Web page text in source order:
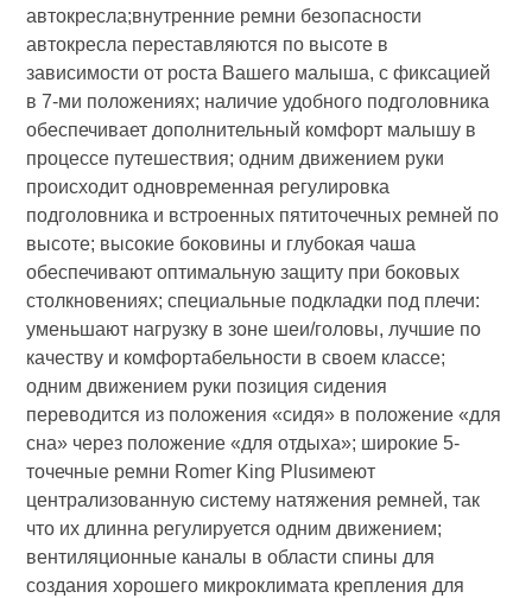
автокресла;внутренние ремни безопасности
автокресла переставляются по высоте в
зависимости от роста Вашего малыша, с фиксацией
в 7-ми положениях; наличие удобного подголовника
обеспечивает дополнительный комфорт малышу в
процессе путешествия; одним движением руки
происходит одновременная регулировка
подголовника и встроенных пятиточечных ремней по
высоте; высокие боковины и глубокая чаша
обеспечивают оптимальную защиту при боковых
столкновениях; специальные подкладки под плечи:
уменьшают нагрузку в зоне шеи/головы, лучшие по
качеству и комфортабельности в своем классе;
одним движением руки позиция сидения
переводится из положения «сидя» в положение «для
сна» через положение «для отдыха»; широкие 5-
точечные ремни Romer King Plusимеют
централизованную систему натяжения ремней, так
что их длинна регулируется одним движением;
вентиляционные каналы в области спины для
создания хорошего микроклимата крепления для